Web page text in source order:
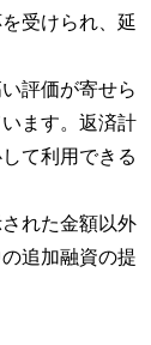
受けられ、延
評価が寄せら
ます。返済計
て利用できる
れた金額以外
追加融資の提